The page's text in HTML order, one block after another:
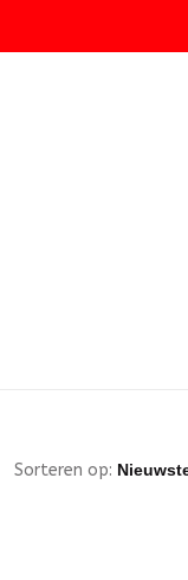
Sorteren op: